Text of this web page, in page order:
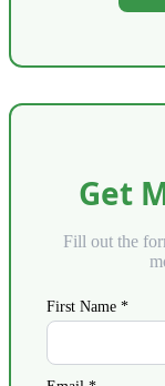
Get
Fill out the
First Name *